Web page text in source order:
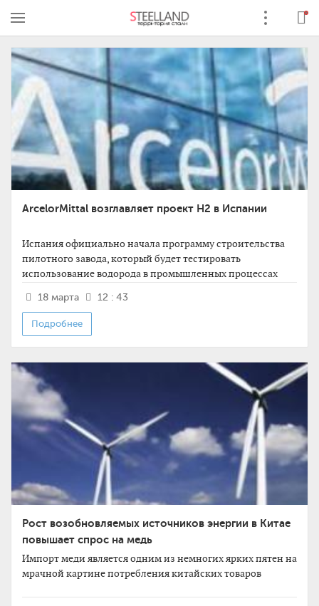
ArcelorMittal возглавляет проект H2 в Испании
Испания официально начала программу строительства
пилотного завода, который будет тестировать
использование водорода в промышленных процессах
18 марта 12 : 43
Подробнее
Рост возобновляемых источников энергии в Китае
повышает спрос на медь
Импорт меди является одним из немногих ярких пятен на
мрачной картине потребления китайских товаров